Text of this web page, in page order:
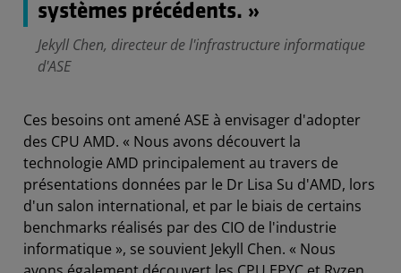
systèmes précédents. »
Jekyll Chen, directeur de l'infrastructure informatique
d'ASE
Ces besoins ont amené ASE à envisager d'adopter
des CPU AMD. « Nous avons découvert la
technologie AMD principalement au travers de
présentations données par le Dr Lisa Su d'AMD, lors
d'un salon international, et par le biais de certains
benchmarks réalisés par des CIO de l'industrie
informatique », se souvient Jekyll Chen. « Nous